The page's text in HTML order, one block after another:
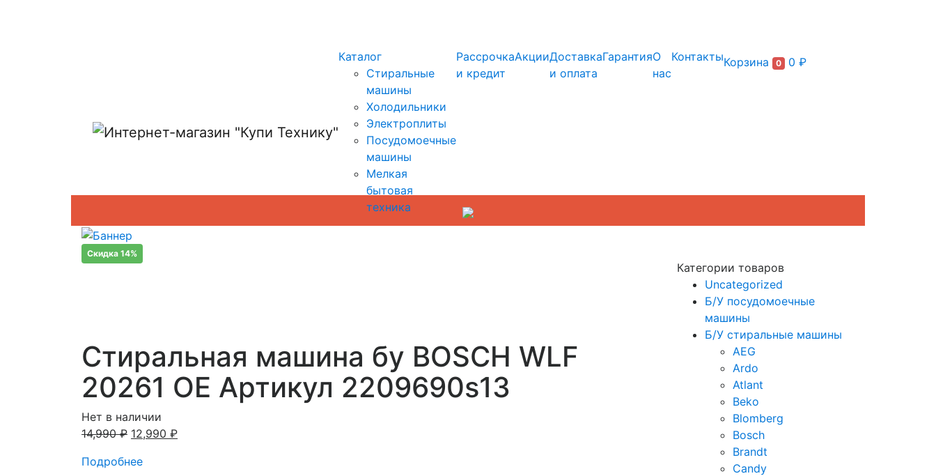
Каталог
Стиральные
машины
Холодильники
Электроплиты
Посудомоечные
машины
Мелкая
бытовая
техника
Рассрочка
и кредит
АкцииДоставка
и оплата
ГарантияО
нас
КонтактыКорзина 0 0 ₽
Скидка 14%
Стиральная машина бу BOSCH WLF
20261 OE Артикул 2209690s13
Нет в наличии
14,990₽ 12,990 ₽
Подробнее
Категории товаров
Uncategorized
Б/У посудомоечные
машины
Б/У стиральные машины
AEG
Ardo
Atlant
Beko
Blomberg
Bosch
Brandt
Candy